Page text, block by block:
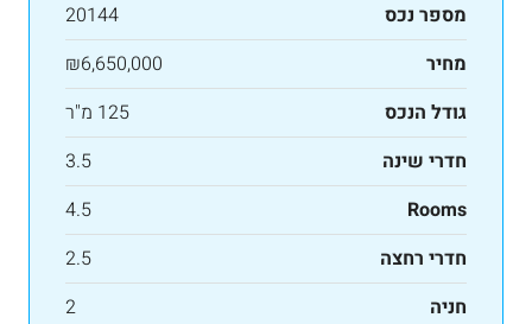
מספר נכס
20144
מחיר
₪6,650,000
גודל הנכס
125 מ"ר
חדרי שינה
3.5
Rooms
4.5
חדרי רחצה
2.5
חניה
2